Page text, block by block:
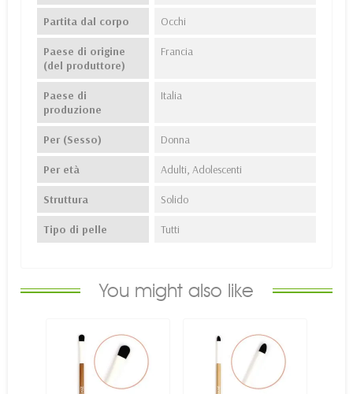
Partita dal corpo Occhi
Paese di origine
(del produttore)
Francia
Paese di
produzione
Italia
Per (Sesso) Donna
Per età Adulti, Adolescenti
Struttura Solido
Tipo di pelle Tutti
You might also like